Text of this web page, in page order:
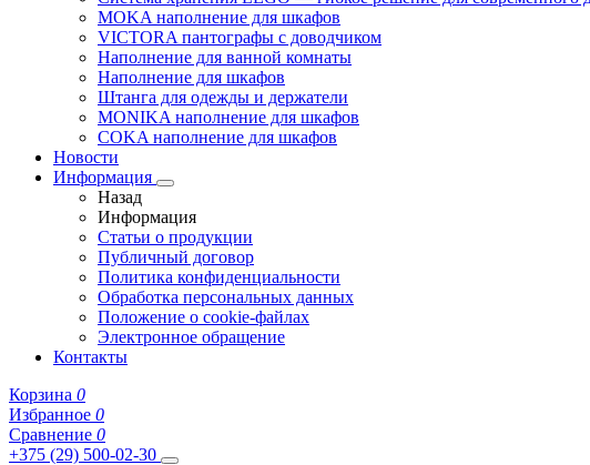
MOKA наполнение для шкафов
VICTORA пантографы с доводчиком
Наполнение для ванной комнаты
Наполнение для шкафов
Штанга для одежды и держатели
MONIKA наполнение для шкафов
COKA наполнение для шкафов
Новости
Информация
Назад
Информация
Статьи о продукции
Публичный договор
Политика конфиденциальности
Обработка персональных данных
Положение о cookie-файлах
Электронное обращение
Контакты
Корзина 0
Избранное 0
Сравнение 0
+375 (29) 500-02-30